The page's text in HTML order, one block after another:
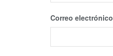
Correo electrónico